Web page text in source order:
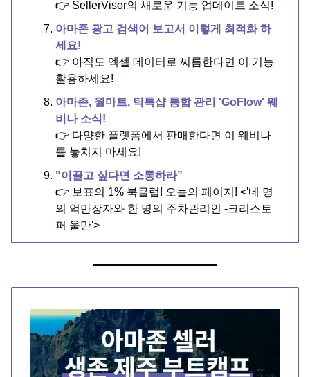
👉 SellerVisor의 새로운 기능 업데이트 소식!
아마존 광고 검색어 보고서 이렇게 최적화 하
세요!
👉 아직도 엑셀 데이터로 씨름한다면 이 기능
활용하세요!
아마존, 월마트, 틱톡샵 통합 관리 'GoFlow' 웨
비나 소식!
👉 다양한 플랫폼에서 판매한다면 이 웨비나
를 놓치지 마세요!
"이끌고 싶다면 소통하라”
👉 보표의 1% 북클럽! 오늘의 페이지! <'네 명
의 억만장자와 한 명의 주차관리인 -크리스토
퍼 울만'>